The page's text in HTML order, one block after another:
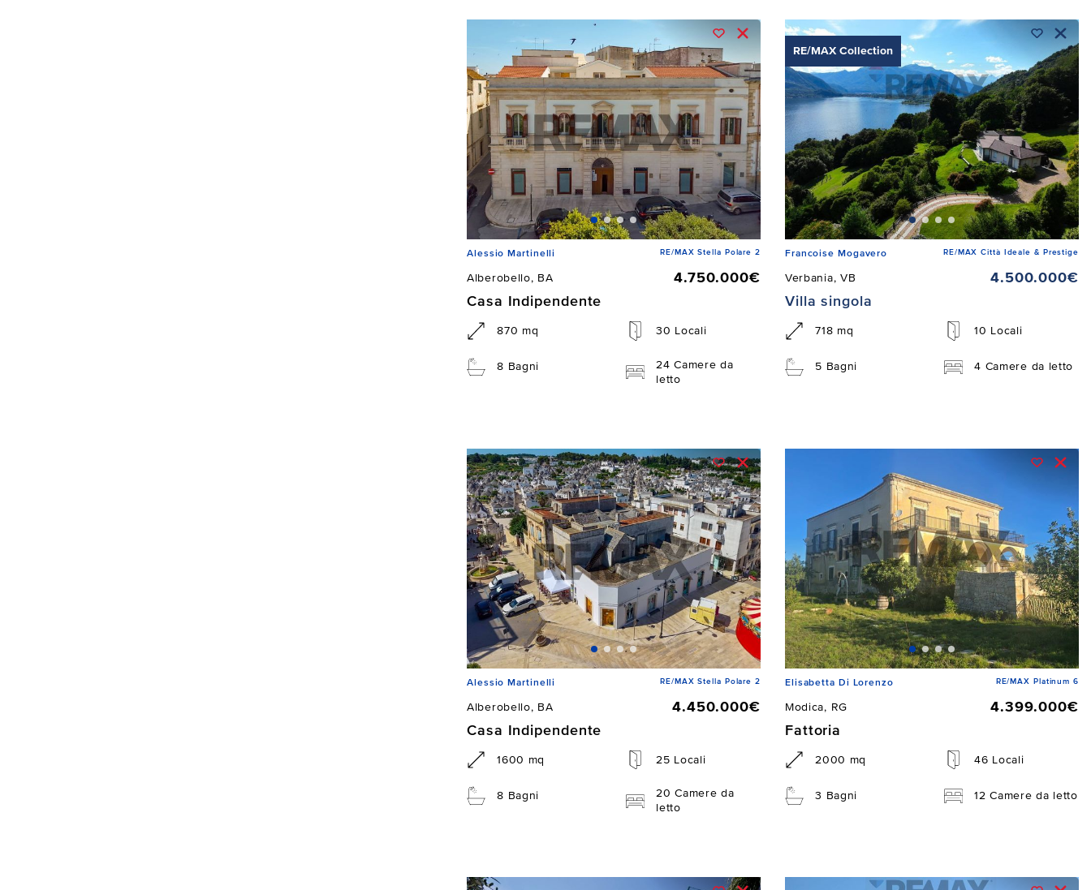
Alessio Martinelli RE/MAX Stella Polare 2
Alberobello, BA
4.750.000€
Casa Indipendente
870 mq 30 Locali
8 Bagni
24 Camere da
letto
RE/MAX Collection
Francoise Mogavero RE/MAX Città Ideale & Prestige
Verbania, VB
4.500.000€
Villa singola
718 mq 10 Locali
5 Bagni 4 Camere da letto
Alessio Martinelli RE/MAX Stella Polare 2
Alberobello, BA
4.450.000€
Casa Indipendente
1600 mq 25 Locali
8 Bagni
20 Camere da
letto
Elisabetta Di Lorenzo RE/MAX Platinum 6
Modica, RG
4.399.000€
Fattoria
2000 mq 46 Locali
3 Bagni 12 Camere da letto